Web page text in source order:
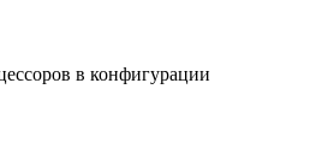
в конфигурации